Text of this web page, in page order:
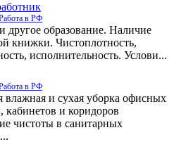
в РФ
другое образование. Наличие
книжки. Чистоплотность,
исполнительность. Услови...
в РФ
влажная и сухая уборка офисных
и коридоров
чистоты в санитарных